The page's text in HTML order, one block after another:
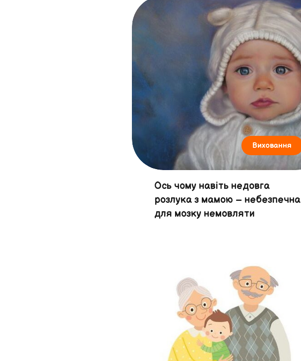
Виховання
Ось чому навіть недовга
розлука з мамою – небезпечна
для мозку немовляти